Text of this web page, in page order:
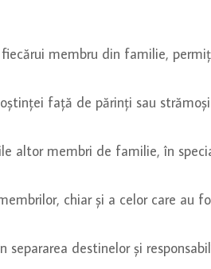
membru din familie,
față de părinți sau
altor membri de familie, în
chiar și a celor care au
destinelor și